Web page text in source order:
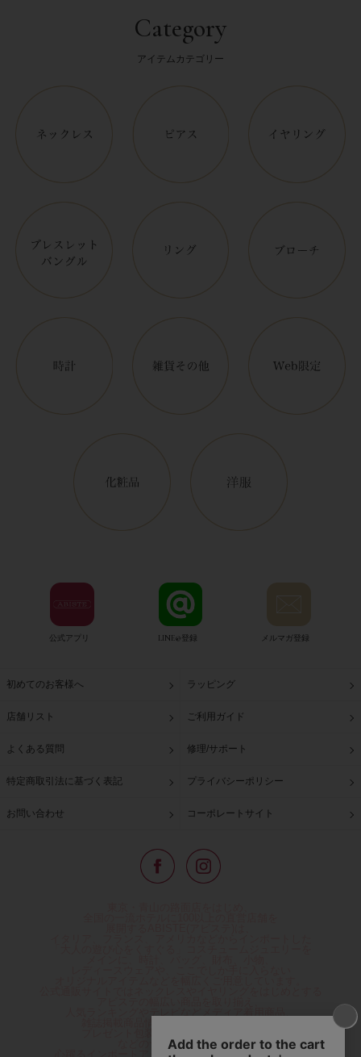
Category
アイテムカテゴリー
公式アプリ LINE@登録 メルマガ登録
初めてのお客様へ ラッピング
店舗リスト ご利用ガイド
よくある質問 修理/サポート
特定商取引法に基づく表記 プライバシーポリシー
お問い合わせ コーポレートサイト
などのサービスをご提供。
心躍るインポートアクセサリーや時計、小物などで、